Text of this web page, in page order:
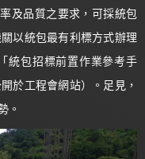
及品質之要求，可採統包
以統包最有利標方式辦理
統包招標前置作業參考手
於工程會網站）。足見，
。